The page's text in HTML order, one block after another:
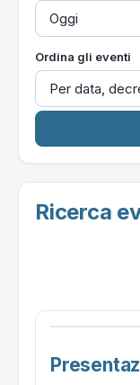
Ordina gli eventi
Ricerca